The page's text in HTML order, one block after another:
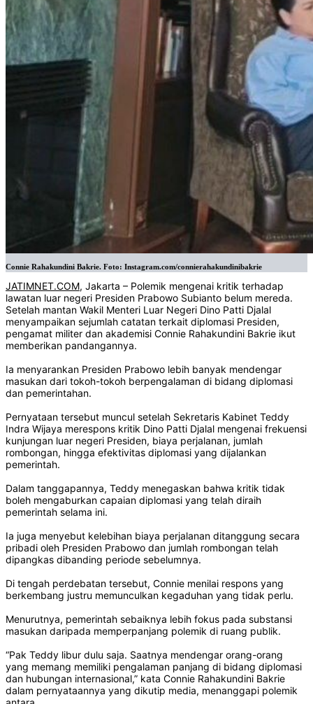
Connie Rahakundini Bakrie. Foto: Instagram.com/connierahakundinibakrie
JATIMNET.COM, Jakarta – Polemik mengenai kritik terhadap
lawatan luar negeri Presiden Prabowo Subianto belum mereda.
Setelah mantan Wakil Menteri Luar Negeri Dino Patti Djalal
menyampaikan sejumlah catatan terkait diplomasi Presiden,
pengamat militer dan akademisi Connie Rahakundini Bakrie ikut
memberikan pandangannya.
Ia menyarankan Presiden Prabowo lebih banyak mendengar
masukan dari tokoh-tokoh berpengalaman di bidang diplomasi
dan pemerintahan.
Pernyataan tersebut muncul setelah Sekretaris Kabinet Teddy
Indra Wijaya merespons kritik Dino Patti Djalal mengenai frekuensi
kunjungan luar negeri Presiden, biaya perjalanan, jumlah
rombongan, hingga efektivitas diplomasi yang dijalankan
pemerintah.
Dalam tanggapannya, Teddy menegaskan bahwa kritik tidak
boleh mengaburkan capaian diplomasi yang telah diraih
pemerintah selama ini.
Ia juga menyebut kelebihan biaya perjalanan ditanggung secara
pribadi oleh Presiden Prabowo dan jumlah rombongan telah
dipangkas dibanding periode sebelumnya.
Di tengah perdebatan tersebut, Connie menilai respons yang
berkembang justru memunculkan kegaduhan yang tidak perlu.
Menurutnya, pemerintah sebaiknya lebih fokus pada substansi
masukan daripada memperpanjang polemik di ruang publik.
“Pak Teddy libur dulu saja. Saatnya mendengar orang-orang
yang memang memiliki pengalaman panjang di bidang diplomasi
dan hubungan internasional,” kata Connie Rahakundini Bakrie
dalam pernyataannya yang dikutip media, menanggapi polemik